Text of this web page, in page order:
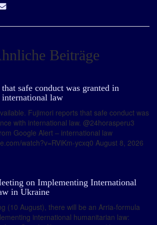
Beiträge
safe conduct was granted in
law
Fujimori reports that safe conduct was
with international law. @24horasperu3
Google Alert – international law
watch?v=RViKm-ycxq0 August 8, 2026
on Implementing International
in Ukraine
(10 August), there will be an Arria-formula
international humanitarian law: